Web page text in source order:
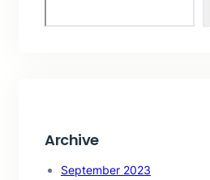
e
Archive
September 2023